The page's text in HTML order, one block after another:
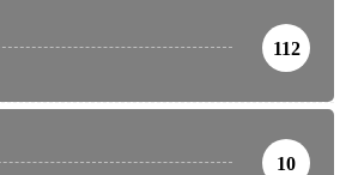
112
10